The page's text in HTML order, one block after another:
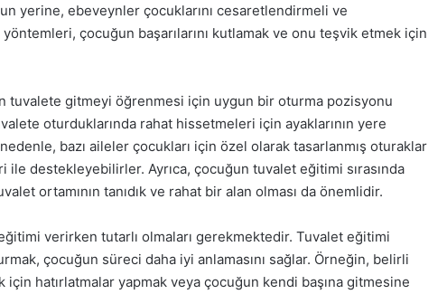
yerine, ebeveynler çocuklarını cesaretlendirmeli ve
çocuğun başarılarını kutlamak ve onu teşvik etmek için
tuvalete gitmeyi öğrenmesi için uygun bir oturma pozisyonu
oturduklarında rahat hissetmeleri için ayaklarının yere
bazı aileler çocukları için özel olarak tasarlanmış oturaklar
destekleyebilirler. Ayrıca, çocuğun tuvalet eğitimi sırasında
ortamının tanıdık ve rahat bir alan olması da önemlidir.
verirken tutarlı olmaları gerekmektedir. Tuvalet eğitimi
çocuğun süreci daha iyi anlamasını sağlar. Örneğin, belirli
hatırlatmalar yapmak veya çocuğun kendi başına gitmesine